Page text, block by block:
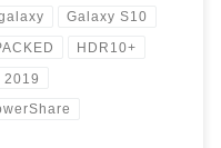
Galaxy S10
HDR10+
2019